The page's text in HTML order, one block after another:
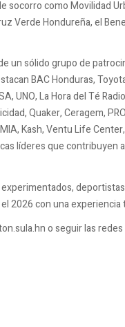
como Movilidad
Verde Hondureña, el
un sólido grupo de
BAC Honduras,
UNO, La Hora del Té
Quaker, Ceragem,
Kash, Ventu Life
líderes que contribuyen
2026 con una
o seguir las